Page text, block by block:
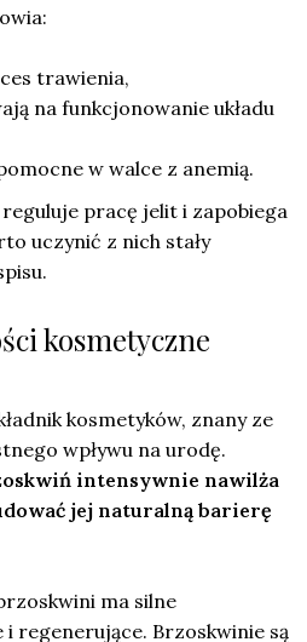
trawienia,
na funkcjonowanie układu
w walce z anemią.
pracę jelit i zapobiega
uczynić z nich stały
kosmetyczne
kosmetyków, znany ze
wpływu na urodę.
intensywnie nawilża
jej naturalną barierę
ma silne
i regenerujące. Brzoskwinie są